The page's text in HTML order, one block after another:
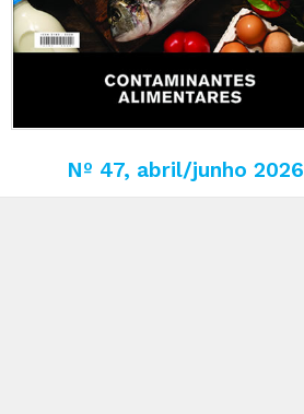
Nº 47, abril/junho 2026